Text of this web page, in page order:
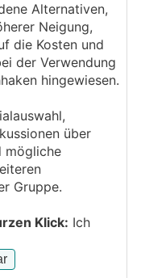
Alternativen,
Neigung,
die Kosten und
der Verwendung
hingewiesen.
über
mögliche
Gruppe.
Klick: Ich